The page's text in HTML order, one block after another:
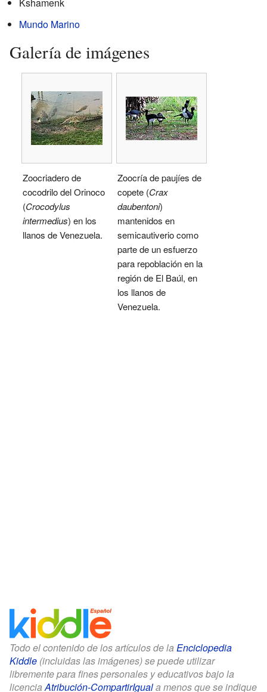
Kshamenk
Mundo Marino
Galería de imágenes
Zoocriadero de
cocodrilo del Orinoco
(Crocodylus
intermedius) en los
llanos de Venezuela.
Zoocría de paujíes de
copete (Crax
daubentoni)
mantenidos en
semicautiverio como
parte de un esfuerzo
para repoblación en la
región de El Baúl, en
los llanos de
Venezuela.
Todo el contenido de los artículos de la Enciclopedia
Kiddle (incluidas las imágenes) se puede utilizar
libremente para fines personales y educativos bajo la
licenciaAtribución-CompartirIguala menos que se indique